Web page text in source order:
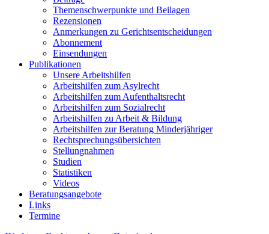
Themenschwerpunkte und Beilagen
Rezensionen
Anmerkungen zu Gerichtsentscheidungen
Abonnement
Einsendungen
Publikationen
Unsere Arbeitshilfen
Arbeitshilfen zum Asylrecht
Arbeitshilfen zum Aufenthaltsrecht
Arbeitshilfen zum Sozialrecht
Arbeitshilfen zu Arbeit & Bildung
Arbeitshilfen zur Beratung Minderjähriger
Rechtsprechungsübersichten
Stellungnahmen
Studien
Statistiken
Videos
Beratungsangebote
Links
Termine